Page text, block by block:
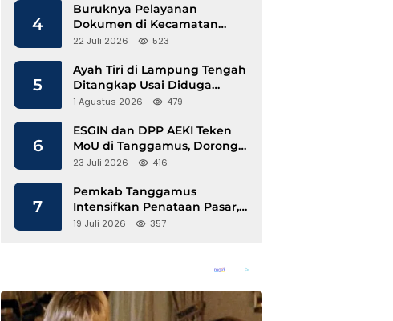
4
Buruknya Pelayanan
Dokumen di Kecamatan
Pangkalan Susu, Kinerja
22 Juli 2026 523
5
Ayah Tiri di Lampung Tengah
Ditangkap Usai Diduga
Hamili Anak di Bawah Umur
1 Agustus 2026 479
6
ESGIN dan DPP AEKI Teken
MoU di Tanggamus, Dorong
Ekonomi Hijau Berbasis Kopi
23 Juli 2026 416
7
Pemkab Tanggamus
Intensifkan Penataan Pasar,
Pedagang Diajak Tempati
19 Juli 2026 357